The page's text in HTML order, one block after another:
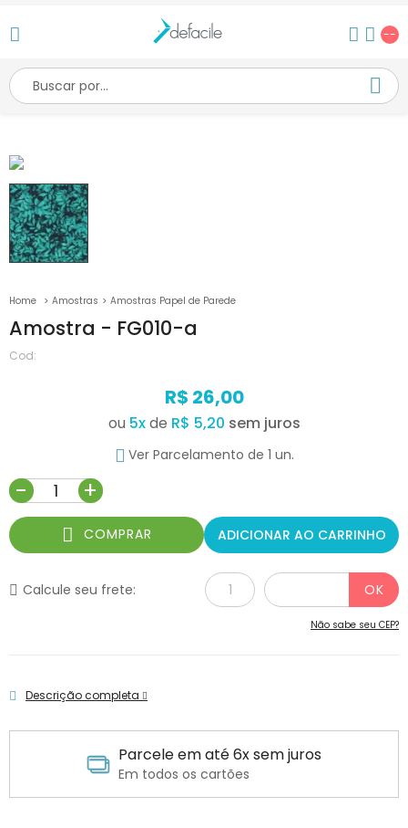
--
Amostras Amostras Papel de Parede
Amostra - FG010-a
Cod:
R$ 26,00
ou 5xde R$ 5,20
Ver Parcelamento de 1 un.
- +
COMPRAR ADICIONAR AO CARRINHO
Calcule seu frete:
Não sabe seu CEP?
Descrição completa
Parcele em até 6x sem juros
Em todos os cartões